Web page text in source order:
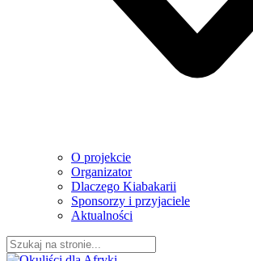
O projekcie
Organizator
Dlaczego Kiabakarii
Sponsorzy i przyjaciele
Aktualności